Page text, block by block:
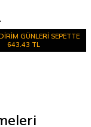
GÜNLERİ SEPETTE
643.43 TL